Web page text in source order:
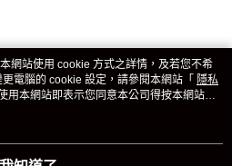
網站使用 cookie 方式之詳情，及若您不希
電腦的 cookie 設定，請參閱本網站「 隱私
用本網站即表示您同意本公司得按本網站使